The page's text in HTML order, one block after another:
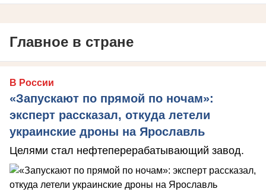
Главное в стране
В России
«Запускают по прямой по ночам»:
эксперт рассказал, откуда летели
украинские дроны на Ярославль
Целями стал нефтеперерабатывающий завод.